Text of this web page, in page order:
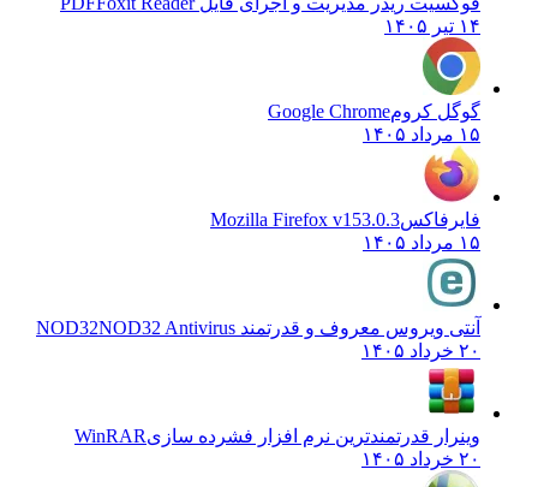
گوگل کرومGoogle Chrome
فایرفاکسMozilla Firefox v153.0.3
آنتی ویروس معروف و قدرتمند NOD32 NOD32 Antivirus
وینرار قدرتمندترین نرم افزار فشرده سازیWinRAR